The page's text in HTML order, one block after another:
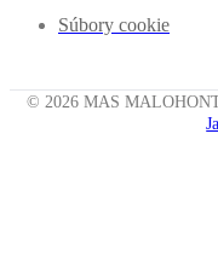
Súbory cookie
© 2026 MAS